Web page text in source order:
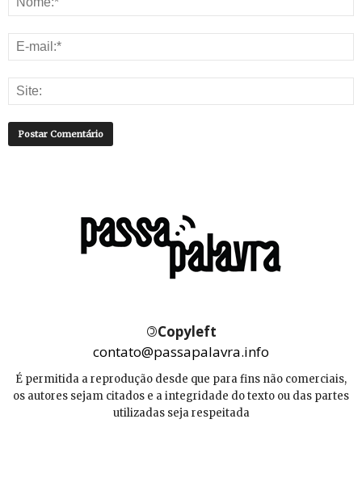
©Copyleft
contato@passapalavra.info
É permitida a reprodução desde que para fins não comerciais,
os autores sejam citados e a integridade do texto ou das partes
utilizadas seja respeitada